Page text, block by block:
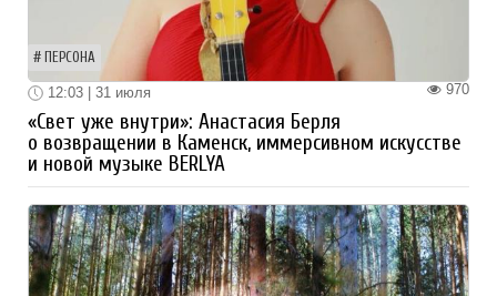
ПЕРСОНА
970
12:03 | 31 июля
«Свет уже внутри»: Анастасия Берля
о возвращении в Каменск, иммерсивном искусстве
и новой музыке BERLYA